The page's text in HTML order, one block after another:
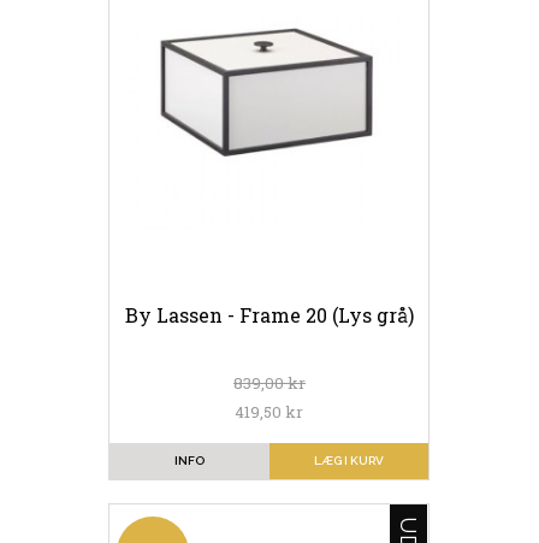
By Lassen - Frame 20 (Lys grå)
839,00 kr
419,50 kr
LÆG I KURV
INFO